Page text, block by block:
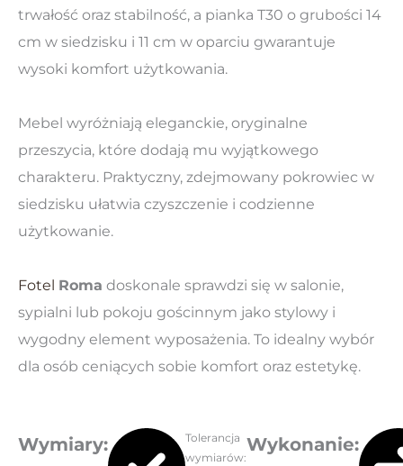
trwałość oraz stabilność, a pianka T30 o grubości 14
cm w siedzisku i 11 cm w oparciu gwarantuje
wysoki komfort użytkowania.
Mebel wyróżniają eleganckie, oryginalne
przeszycia, które dodają mu wyjątkowego
charakteru. Praktyczny, zdejmowany pokrowiec w
siedzisku ułatwia czyszczenie i codzienne
użytkowanie.
Fotel Roma doskonale sprawdzi się w salonie,
sypialni lub pokoju gościnnym jako stylowy i
wygodny element wyposażenia. To idealny wybór
dla osób ceniących sobie komfort oraz estetykę.
Wymiary:
Tolerancja
wymiarów:
Wykonanie: